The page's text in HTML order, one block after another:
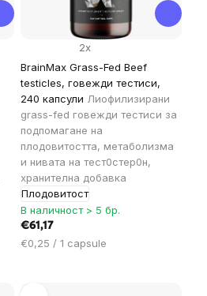
BrainMax Grass-Fed Beef
testicles, говежди тестиси,
240 капсули Лиофилизирани
grass-fed говежди тестиси за
подпомагане на
плодовитостта, метаболизма
и нивата на тест0стер0н,
хранителна добавка
Плодовитост
2x
В наличност > 5 бр.
€61,17
Цена
€0,25 / 1 capsule